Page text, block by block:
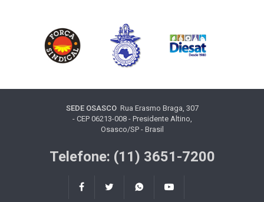
SEDE OSASCORua Erasmo Braga, 307
- CEP 06213-008 - Presidente Altino,
Osasco/SP - Brasil
Telefone: (11) 3651-7200